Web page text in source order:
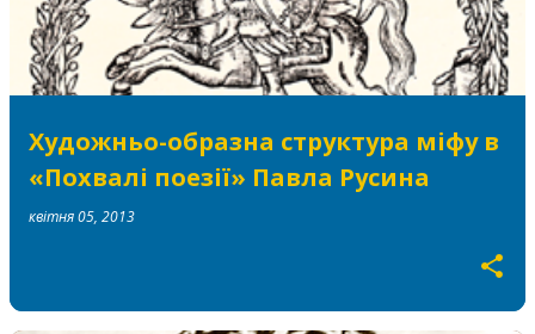
Художньо-образна структура міфу в
«Похвалі поезії» Павла Русина
квітня 05, 2013